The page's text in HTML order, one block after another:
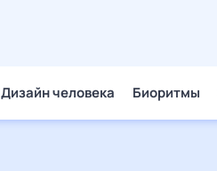
Дизайн человека Биоритмы